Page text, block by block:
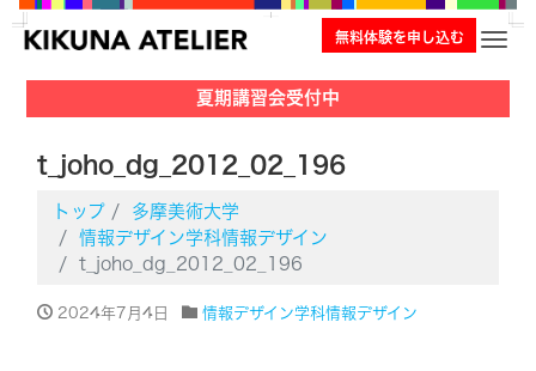
ナビ
無料体験を申し込む
夏期講習会受付中
t_joho_dg_2012_02_196
トップ
多摩美術大学
情報デザイン学科情報デザイン
t_joho_dg_2012_02_196
2024年7月4日 情報デザイン学科情報デザイン